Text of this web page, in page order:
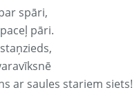
spāri,
pāri.
ar saules stariem siets!